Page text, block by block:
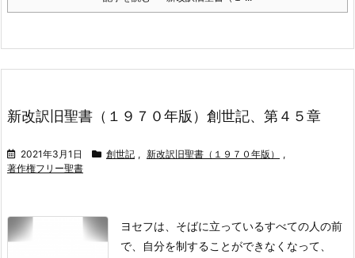
新改訳旧聖書（１９７０年版）創世記、第４５章
2021年3月1日 創世記 , 新改訳旧聖書（１９７０年版）
,
著作権フリー聖書
ヨセフは、そばに立っているすべての人の前
で、自分を制することができなくなって、